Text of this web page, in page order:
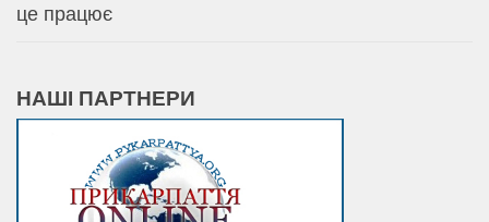
це працює
НАШІ ПАРТНЕРИ